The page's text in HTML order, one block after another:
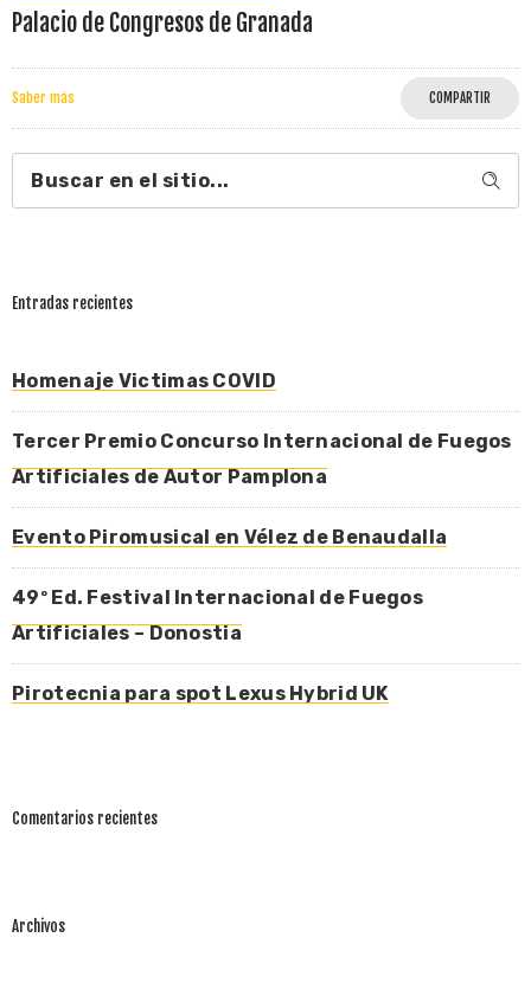
Palacio de Congresos de Granada
Saber más COMPARTIR
Entradas recientes
Homenaje Victimas COVID
Tercer Premio Concurso Internacional de Fuegos
Artificiales de Autor Pamplona
Evento Piromusical en Vélez de Benaudalla
49º Ed. Festival Internacional de Fuegos
Artificiales – Donostia
Pirotecnia para spot Lexus Hybrid UK
Comentarios recientes
Archivos